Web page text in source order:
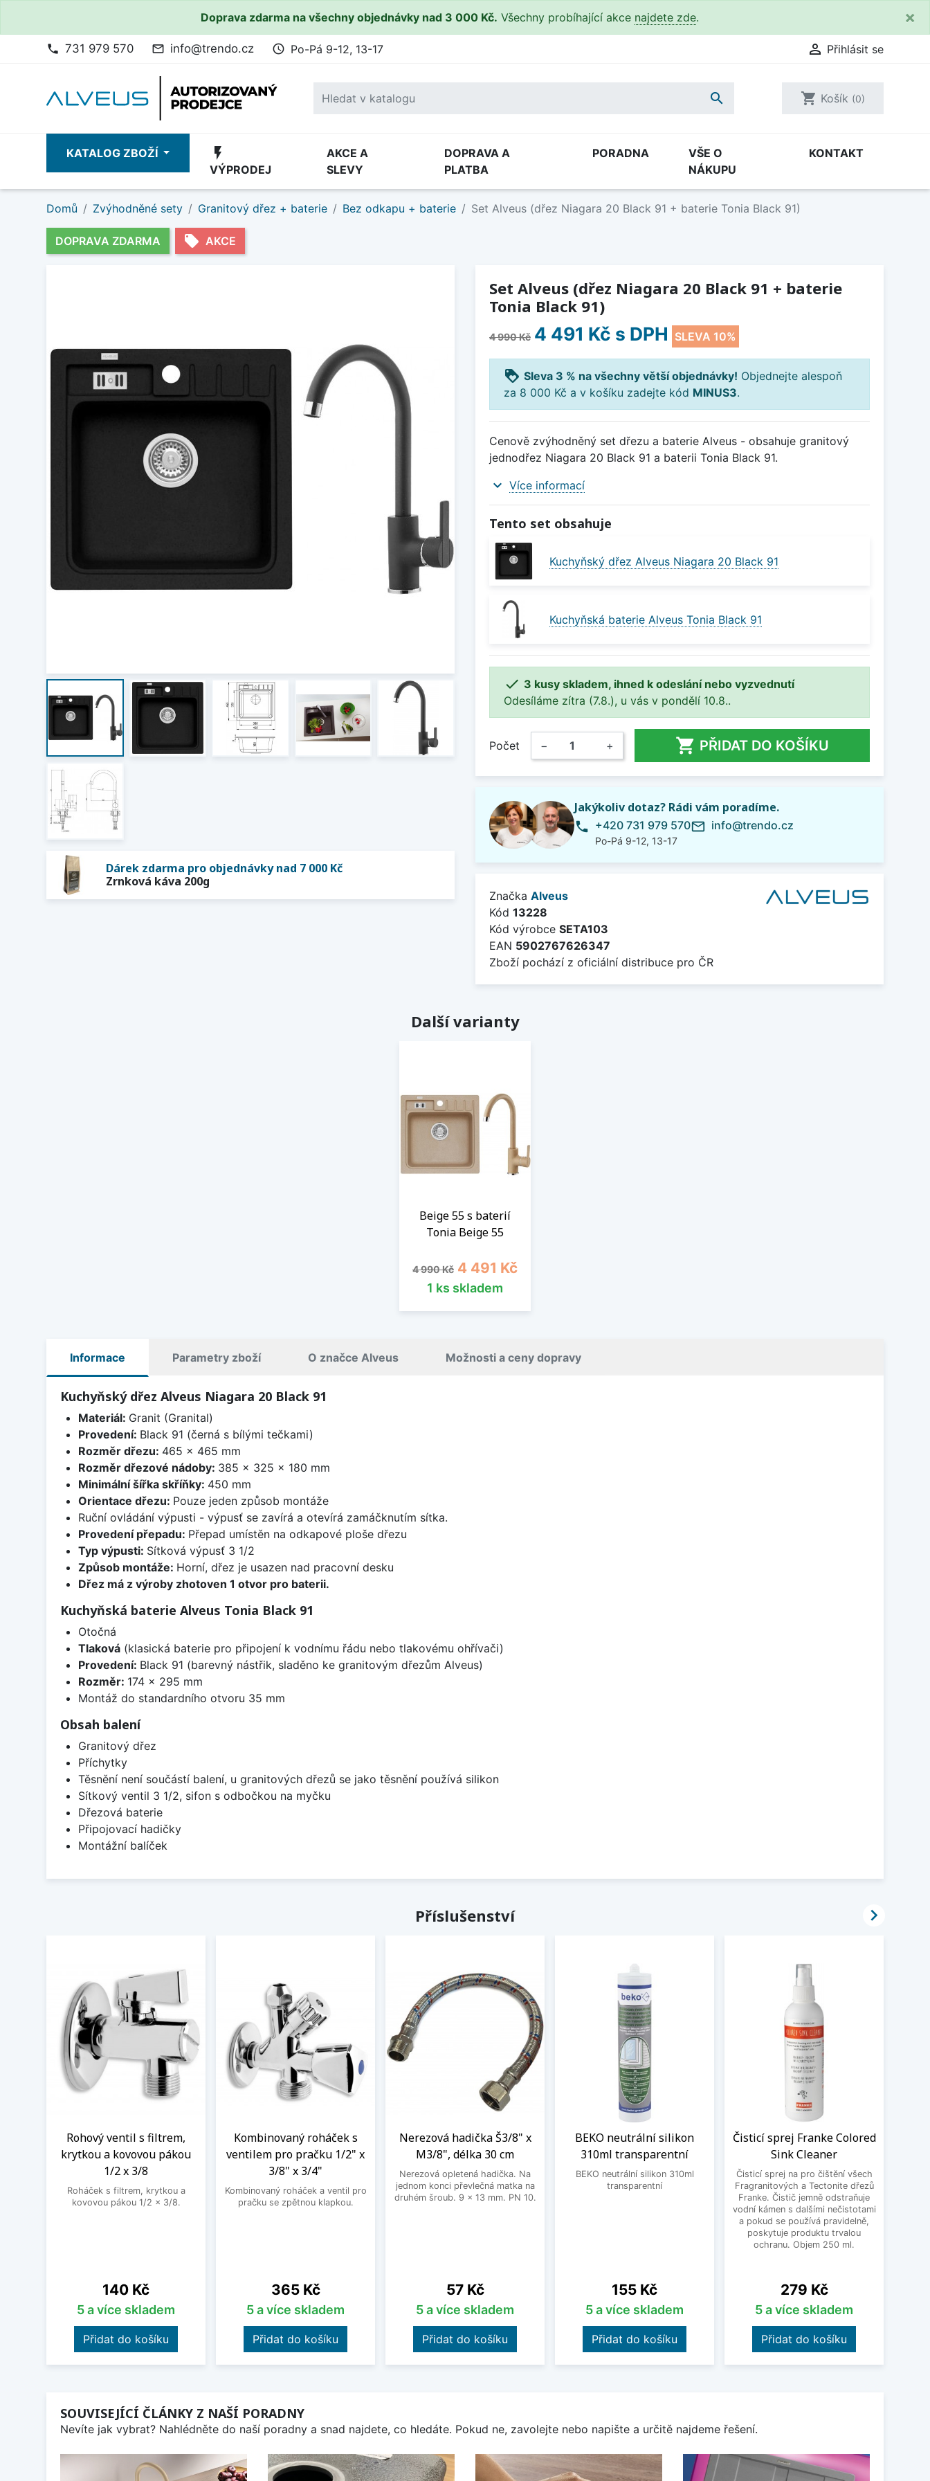
Doprava zdarma na všechny objednávky nad 3 000 Kč. Všechny probíhající akce najdete zde. ×
phone 731 979 570 mail_outline info@trendo.cz access_time Po-Pá 9-12, 13-17  Přihlásit se
 shopping_cart Košík (0)
KATALOG ZBOŽÍ flash_on
VÝPRODEJ
AKCE A
SLEVY
DOPRAVA A
PLATBA
PORADNA
VŠE O
NÁKUPU
KONTAKT
Domů Zvýhodněné sety Granitový dřez + baterie Bez odkapu + baterie Set Alveus (dřez Niagara 20 Black 91 + baterie Tonia Black 91)
DOPRAVA ZDARMA local_offer AKCE
Dárek zdarma pro objednávky nad 7 000 Kč
Zrnková káva 200g
Set Alveus (dřez Niagara 20 Black 91 + baterie
Tonia Black 91)
4 990 Kč 4 491 Kč s DPH SLEVA 10%
loyalty Sleva 3 % na všechny větší objednávky! Objednejte alespoň
za 8 000 Kč a v košíku zadejte kód MINUS3.
Cenově zvýhodněný set dřezu a baterie Alveus - obsahuje granitový
jednodřez Niagara 20 Black 91 a baterii Tonia Black 91.
expand_more Více informací
Tento set obsahuje
Kuchyňský dřez Alveus Niagara 20 Black 91
Kuchyňská baterie Alveus Tonia Black 91
 3 kusy skladem, ihned k odeslání nebo vyzvednutí
Odesíláme zítra (7.8.), u vás v pondělí 10.8..
Počet − +  PŘIDAT DO KOŠÍKU
Jakýkoliv dotaz? Rádi vám poradíme.
phone +420 731 979 570
Po-Pá 9-12, 13-17
mail_outline info@trendo.cz
Značka Alveus
Kód 13228
Kód výrobce SETA103
EAN 5902767626347
Zboží pochází z oficiální distribuce pro ČR
Další varianty
Beige 55 s baterií
Tonia Beige 55
Běžná cena
4 990 Kč Cena
4 491 Kč
1 ks skladem
Informace Parametry zboží O značce Alveus Možnosti a ceny dopravy
Kuchyňský dřez Alveus Niagara 20 Black 91
Materiál: Granit (Granital)
Provedení: Black 91 (černá s bílými tečkami)
Rozměr dřezu: 465 x 465 mm
Rozměr dřezové nádoby: 385 x 325 x 180 mm
Minimální šířka skříňky: 450 mm
Orientace dřezu: Pouze jeden způsob montáže
Ruční ovládání výpusti - výpusť se zavírá a otevírá zamáčknutím sítka.
Provedení přepadu: Přepad umístěn na odkapové ploše dřezu
Typ výpusti: Sítková výpusť 3 1/2
Způsob montáže: Horní, dřez je usazen nad pracovní desku
Dřez má z výroby zhotoven 1 otvor pro baterii.
Kuchyňská baterie Alveus Tonia Black 91
Otočná
Tlaková(klasická baterie pro připojení k vodnímu řádu nebo tlakovému ohřívači)
Provedení: Black 91 (barevný nástřik, sladěno ke granitovým dřezům Alveus)
Rozměr: 174 x 295 mm
Montáž do standardního otvoru 35 mm
Obsah balení
Granitový dřez
Příchytky
Těsnění není součástí balení, u granitových dřezů se jako těsnění používá silikon
Sítkový ventil 3 1/2, sifon s odbočkou na myčku
Dřezová baterie
Připojovací hadičky
Montážní balíček
Příslušenství
Rohový ventil s filtrem,
krytkou a kovovou pákou
1/2 x 3/8
Roháček s filtrem, krytkou a
kovovou pákou 1/2 x 3/8.
Cena
140 Kč
5 a více skladem
Přidat do košíku
Kombinovaný roháček s
ventilem pro pračku 1/2" x
3/8" x 3/4"
Kombinovaný roháček a ventil pro
pračku se zpětnou klapkou.
Cena
365 Kč
5 a více skladem
Přidat do košíku
Nerezová hadička Š3/8" x
M3/8", délka 30 cm
Nerezová opletená hadička. Na
jednom konci převlečná matka na
druhém šroub. 9 x 13 mm. PN 10.
Cena
57 Kč
5 a více skladem
Přidat do košíku
BEKO neutrální silikon
310ml transparentní
BEKO neutrální silikon 310ml
transparentní
Cena
155 Kč
5 a více skladem
Přidat do košíku
Čisticí sprej Franke Colored
Sink Cleaner
Čisticí sprej na pro čištění všech
Fragranitových a Tectonite dřezů
Franke. Čistič jemně odstraňuje
vodní kámen s dalšími nečistotami
a pokud se používá pravidelně,
poskytuje produktu trvalou
ochranu. Objem 250 ml.
Cena
279 Kč
5 a více skladem
Přidat do košíku

SOUVISEJÍCÍ ČLÁNKY Z NAŠÍ PORADNY
Nevíte jak vybrat? Nahlédněte do naší poradny a snad najdete, co hledáte. Pokud ne, zavolejte nebo napište a určitě najdeme řešení.